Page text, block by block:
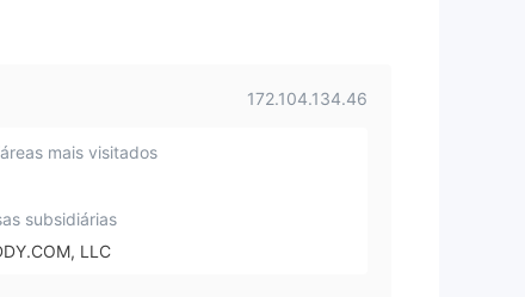
172.104.134.46
mais visitados
subsidiárias
LLC